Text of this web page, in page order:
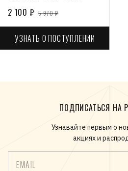
2 100 ₽ 5 970 ₽
УЗНАТЬ О ПОСТУПЛЕНИИ
ПОДПИСАТЬСЯ НА
Узнавайте первым о
акциях и
EMAIL